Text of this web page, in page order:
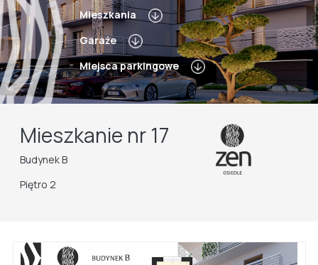
Mieszkania
Garaże
Miejsca parkingowe
Mieszkanie nr 17
Budynek B
Piętro 2